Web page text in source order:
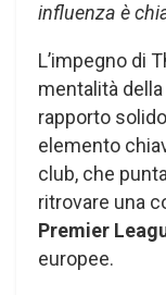
influenza è
L’impegno di
mentalità
rapporto
elemento
club, che
ritrovare una
Premier
europee.